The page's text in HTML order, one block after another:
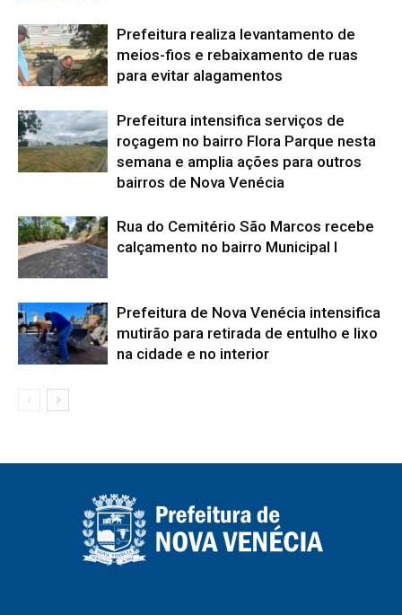
Prefeitura realiza levantamento de
meios-fios e rebaixamento de ruas
para evitar alagamentos
Prefeitura intensifica serviços de
roçagem no bairro Flora Parque nesta
semana e amplia ações para outros
bairros de Nova Venécia
Rua do Cemitério São Marcos recebe
calçamento no bairro Municipal I
Prefeitura de Nova Venécia intensifica
mutirão para retirada de entulho e lixo
na cidade e no interior